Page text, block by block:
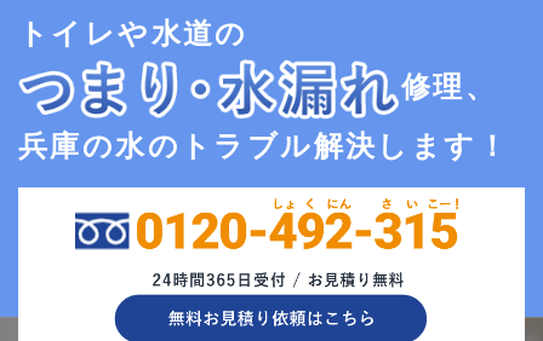
トイレや水道の
修理、
兵庫の水のトラブル解決します！